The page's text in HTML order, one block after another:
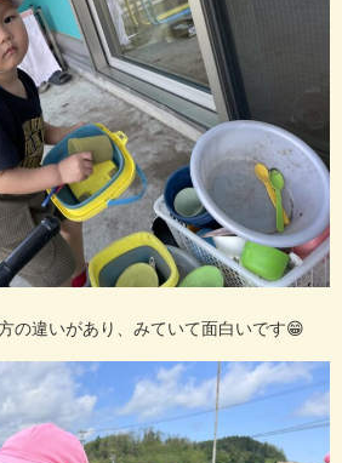
の違いがあり、みていて面白いです😁